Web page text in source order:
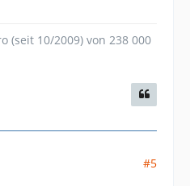
(seit 10/2009) von 238 000
#5